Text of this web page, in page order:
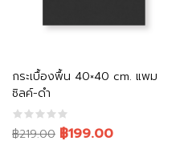
กระเบื้องพื้น 40×40 cm. แพม
ซิลค์-ดำ
฿219.00
Original ฿199.00
Current
หยิบใส่ตะกร้า